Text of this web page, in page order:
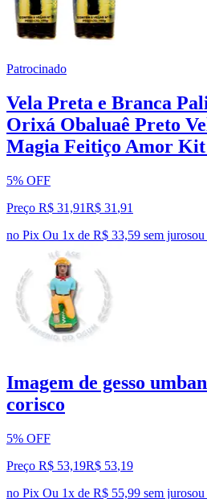
Patrocinado
Vela Preta e Branca
Orixá Obaluaê Preto
Magia Feitiço Amor Kit
5% OFF
Preço R$ 31,91R$ 31 ,91
no Pix Ou 1x de R$ 33,59 sem jurosou
Imagem de gesso
corisco
5% OFF
Preço R$ 53,19R$ 53,19
no Pix Ou 1x de R$ 55,99 sem jurosou